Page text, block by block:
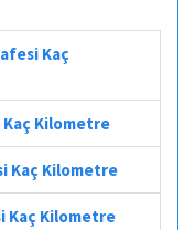
Kaç
Kaç Kilometre
Kaç Kilometre
Kaç Kilometre